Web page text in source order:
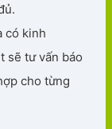
có kinh
sẽ tư vấn báo
cho từng